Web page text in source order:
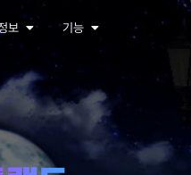
보 기능